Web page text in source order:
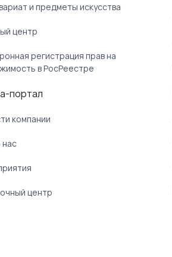
и предметы искусства
центр
регистрация прав на
в РосРеестре
портал
компании
центр